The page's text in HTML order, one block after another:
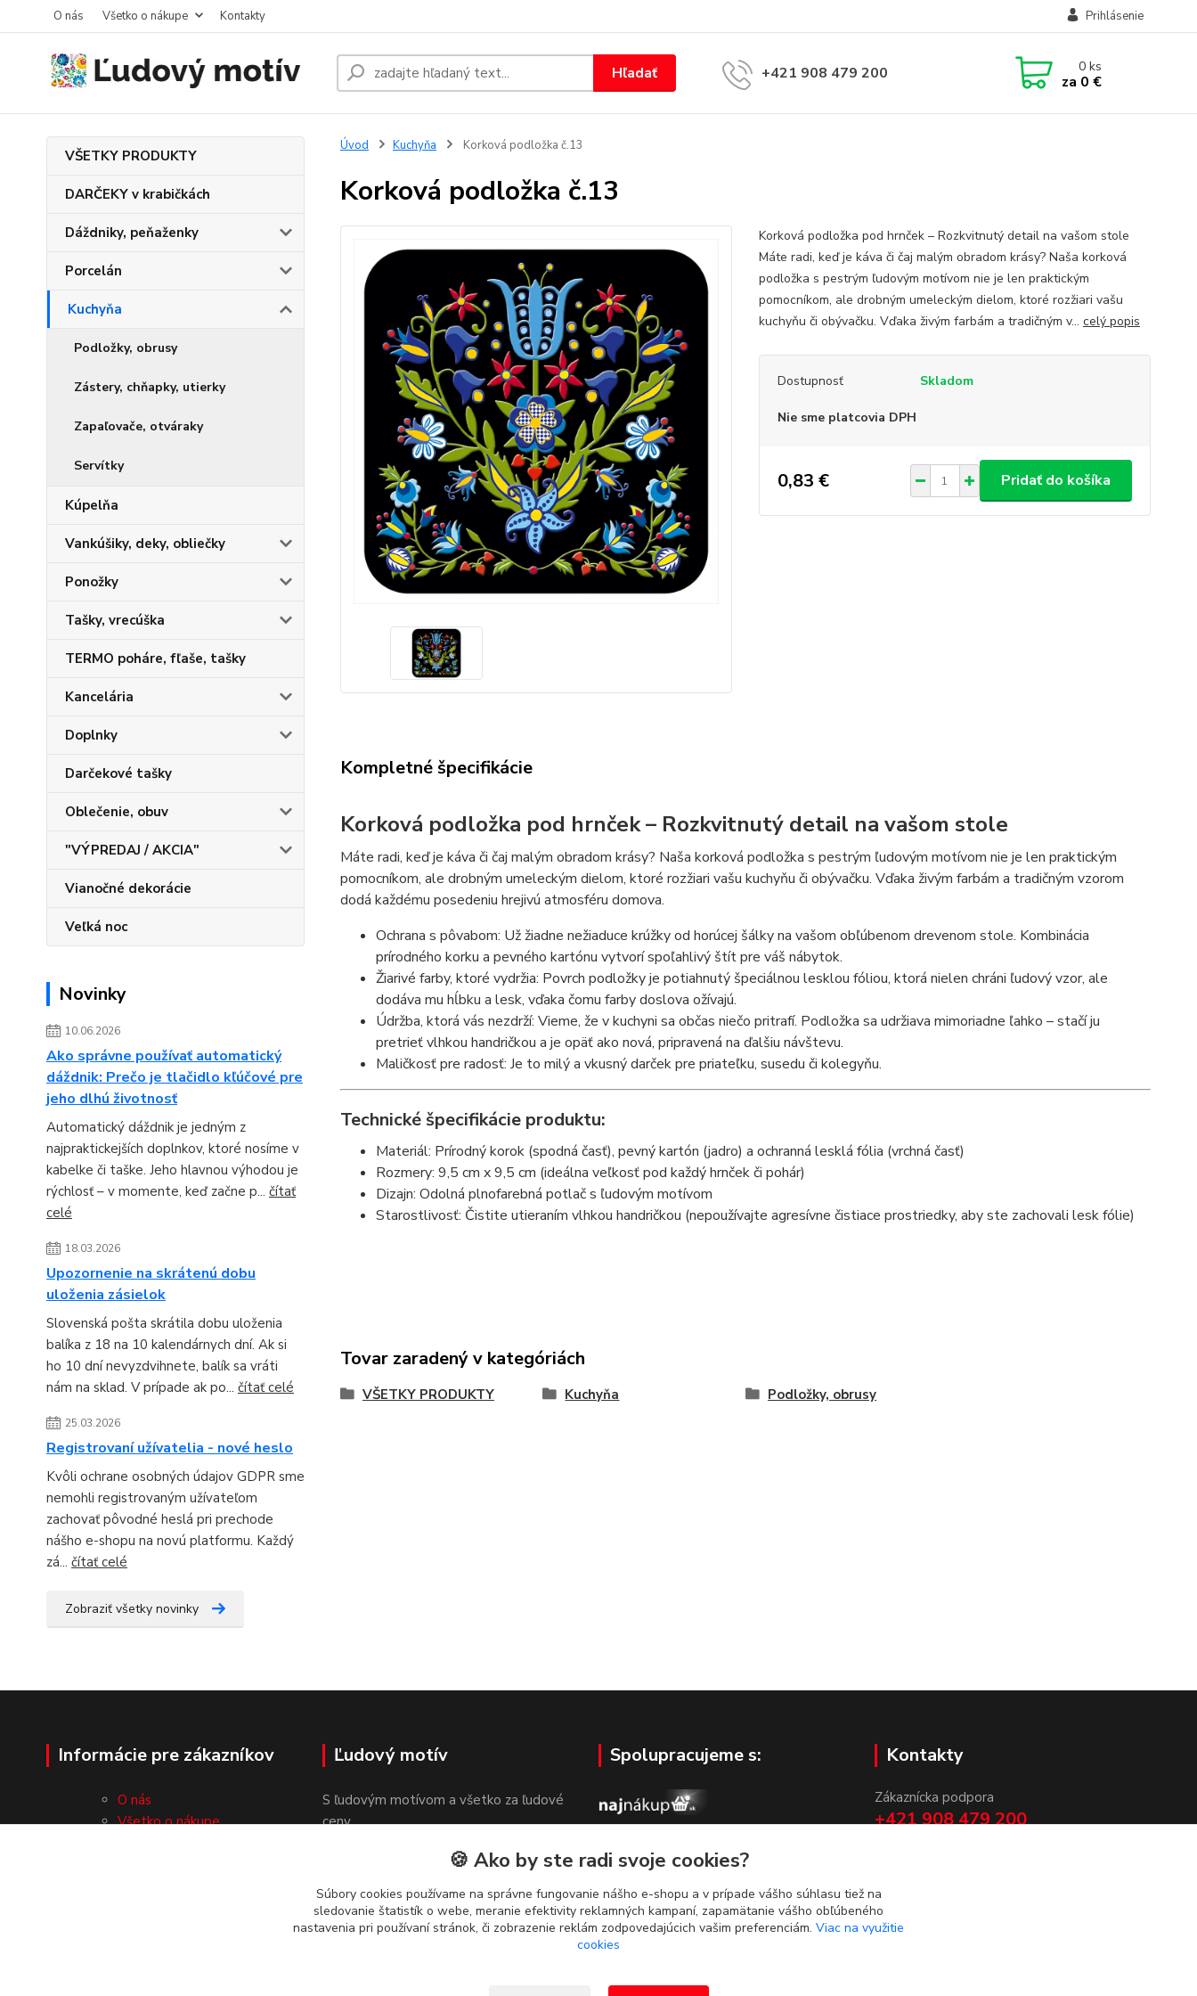
O nás Všetko o nákupe Kontakty Prihlásenie
Hľadať +421 908 479 200 0ks
za 0 €
VŠETKY PRODUKTY
DARČEKY v krabičkách
Dáždniky, peňaženky
Porcelán
Kuchyňa
Podložky, obrusy
Zástery, chňapky, utierky
Zapaľovače, otváraky
Servítky
Kúpelňa
Vankúšiky, deky, obliečky
Ponožky
Tašky, vrecúška
TERMO poháre, fľaše, tašky
Kancelária
Doplnky
Darčekové tašky
Oblečenie, obuv
"VÝPREDAJ / AKCIA"
Vianočné dekorácie
Veľká noc
Novinky
10.06.2026
Ako správne používať automatický
dáždnik: Prečo je tlačidlo kľúčové pre
jeho dlhú životnosť
Automatický dáždnik je jedným z
najpraktickejších doplnkov, ktoré nosíme v
kabelke či taške. Jeho hlavnou výhodou je
rýchlosť – v momente, keď začne p... čítať
celé
18.03.2026
Upozornenie na skrátenú dobu
uloženia zásielok
Slovenská pošta skrátila dobu uloženia
balíka z 18 na 10 kalendárnych dní. Ak si
ho 10 dní nevyzdvihnete, balík sa vráti
nám na sklad. V prípade ak po... čítať celé
25.03.2026
Registrovaní užívatelia - nové heslo
Kvôli ochrane osobných údajov GDPR sme
nemohli registrovaným užívateľom
zachovať pôvodné heslá pri prechode
nášho e-shopu na novú platformu. Každý
zá... čítať celé
Zobraziť všetky novinky
Úvod Kuchyňa Korková podložka č.13
Korková podložka č.13
Korková podložka pod hrnček – Rozkvitnutý detail na vašom stole
Máte radi, keď je káva či čaj malým obradom krásy? Naša korková
podložka s pestrým ľudovým motívom nie je len praktickým
pomocníkom, ale drobným umeleckým dielom, ktoré rozžiari vašu
kuchyňu či obývačku. Vďaka živým farbám a tradičným v... celý popis
Dostupnosť Skladom
Nie sme platcovia DPH
0,83 € Pridať do košíka
Kompletné špecifikácie
Korková podložka pod hrnček – Rozkvitnutý detail na vašom stole
Máte radi, keď je káva či čaj malým obradom krásy? Naša korková podložka s pestrým ľudovým motívom nie je len praktickým
pomocníkom, ale drobným umeleckým dielom, ktoré rozžiari vašu kuchyňu či obývačku. Vďaka živým farbám a tradičným vzorom
dodá každému posedeniu hrejivú atmosféru domova.
Ochrana s pôvabom: Už žiadne nežiaduce krúžky od horúcej šálky na vašom obľúbenom drevenom stole. Kombinácia
prírodného korku a pevného kartónu vytvorí spoľahlivý štít pre váš nábytok.
Žiarivé farby, ktoré vydržia: Povrch podložky je potiahnutý špeciálnou lesklou fóliou, ktorá nielen chráni ľudový vzor, ale
dodáva mu hĺbku a lesk, vďaka čomu farby doslova ožívajú.
Údržba, ktorá vás nezdrží: Vieme, že v kuchyni sa občas niečo pritrafí. Podložka sa udržiava mimoriadne ľahko – stačí ju
pretrieť vlhkou handričkou a je opäť ako nová, pripravená na ďalšiu návštevu.
Maličkosť pre radosť: Je to milý a vkusný darček pre priateľku, susedu či kolegyňu.
Technické špecifikácie produktu:
Materiál: Prírodný korok (spodná časť), pevný kartón (jadro) a ochranná lesklá fólia (vrchná časť)
Rozmery: 9,5 cm x 9,5 cm (ideálna veľkosť pod každý hrnček či pohár)
Dizajn: Odolná plnofarebná potlač s ľudovým motívom
Starostlivosť: Čistite utieraním vlhkou handričkou (nepoužívajte agresívne čistiace prostriedky, aby ste zachovali lesk fólie)
Tovar zaradený v kategóriách
VŠETKY PRODUKTY Kuchyňa Podložky, obrusy
Informácie pre zákazníkov
O nás
Všetko o nákupe
Ľudový motív
S ľudovým motívom a všetko za ľudové
ceny.
Spolupracujeme s: Kontakty
Zákaznícka podpora
+421 908 479 200
🍪 Ako by ste radi svoje cookies?
Súbory cookies používame na správne fungovanie nášho e-shopu a v prípade vášho súhlasu tiež na
sledovanie štatistík o webe, meranie efektivity reklamných kampaní, zapamätanie vášho obľúbeného
nastavenia pri používaní stránok, či zobrazenie reklám zodpovedajúcich vašim preferenciám. Viac na využitie
cookies